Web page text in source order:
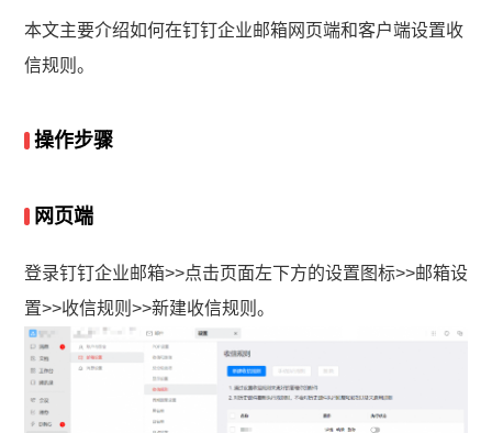
本文主要介绍如何在钉钉企业邮箱网页端和客户端设置收
信规则。
操作步骤
网页端
登录钉钉企业邮箱>>点击页面左下方的设置图标>>邮箱设
置>>收信规则>>新建收信规则。